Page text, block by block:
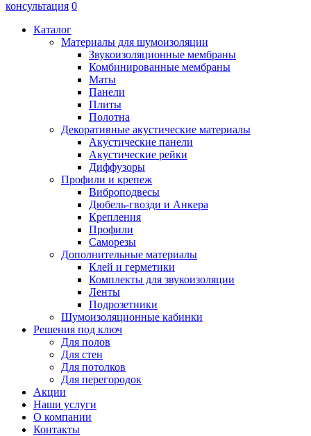
консультация 0
Каталог
Материалы для шумоизоляции
Звукоизоляционные мембраны
Комбинированные мембраны
Маты
Панели
Плиты
Полотна
Декоративные акустические материалы
Акустические панели
Акустические рейки
Диффузоры
Профили и крепеж
Виброподвесы
Дюбель-гвозди и Анкера
Крепления
Профили
Саморезы
Дополнительные материалы
Клей и герметики
Комплекты для звукоизоляции
Ленты
Подрозетники
Шумоизоляционные кабинки
Решения под ключ
Для полов
Для стен
Для потолков
Для перегородок
Акции
Наши услуги
О компании
Контакты